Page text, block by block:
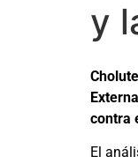
y
contra
El